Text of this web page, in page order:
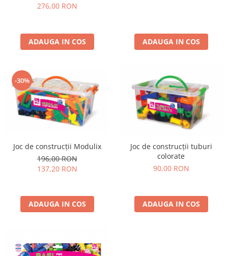
276,00 RON
ADAUGA IN COS ADAUGA IN COS
-30%
Joc de construcții Modulix
196,00 RON
137,20 RON
ADAUGA IN COS
Joc de construcții tuburi
colorate
90,00 RON
ADAUGA IN COS